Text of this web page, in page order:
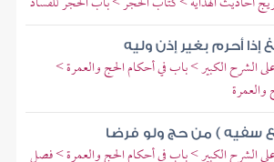
إذا أحرم بغير إذن وليه
الشرح الكبير > باب في أحكام الحج والعمرة >
سفيه ) من حج ولو فرضا
الشرح الكبير > باب في أحكام الحج والعمرة > فصل